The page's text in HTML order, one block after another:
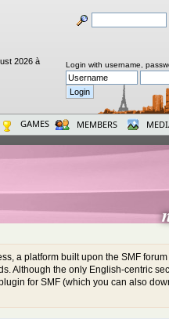
2026 à
Login with username,
GAMES MEMBERS
a platform built upon the SMF
Although the only English-centric
for SMF (which you can also